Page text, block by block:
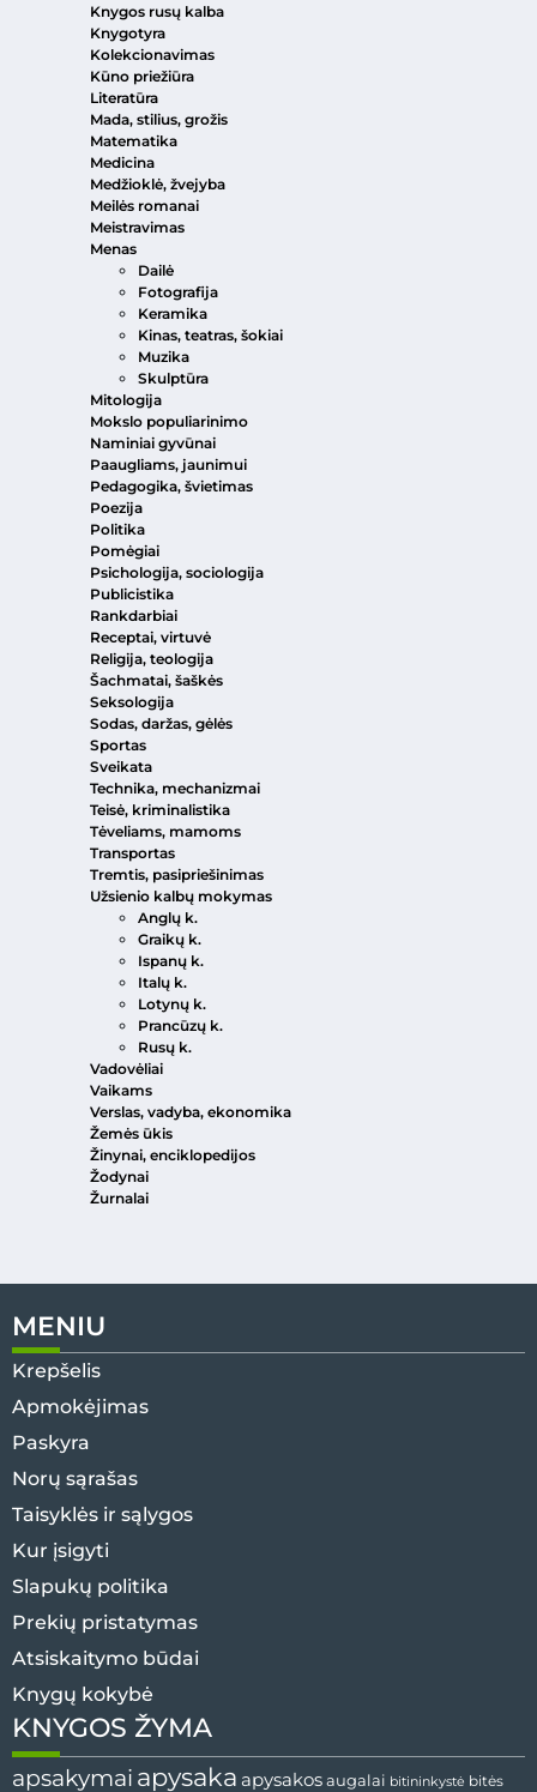
Knygos rusų kalba
Knygotyra
Kolekcionavimas
Kūno priežiūra
Literatūra
Mada, stilius, grožis
Matematika
Medicina
Medžioklė, žvejyba
Meilės romanai
Meistravimas
Menas
Dailė
Fotografija
Keramika
Kinas, teatras, šokiai
Muzika
Skulptūra
Mitologija
Mokslo populiarinimo
Naminiai gyvūnai
Paaugliams, jaunimui
Pedagogika, švietimas
Poezija
Politika
Pomėgiai
Psichologija, sociologija
Publicistika
Rankdarbiai
Receptai, virtuvė
Religija, teologija
Šachmatai, šaškės
Seksologija
Sodas, daržas, gėlės
Sportas
Sveikata
Technika, mechanizmai
Teisė, kriminalistika
Tėveliams, mamoms
Transportas
Tremtis, pasipriešinimas
Užsienio kalbų mokymas
Anglų k.
Graikų k.
Ispanų k.
Italų k.
Lotynų k.
Prancūzų k.
Rusų k.
Vadovėliai
Vaikams
Verslas, vadyba, ekonomika
Žemės ūkis
Žinynai, enciklopedijos
Žodynai
Žurnalai
MENIU
Krepšelis
Apmokėjimas
Paskyra
Norų sąrašas
Taisyklės ir sąlygos
Kur įsigyti
Slapukų politika
Prekių pristatymas
Atsiskaitymo būdai
Knygų kokybė
KNYGOS ŽYMA
apsakymai apysaka apysakos augalai bitininkystė bitės